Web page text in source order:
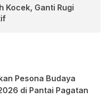
Kocek, Ganti Rugi
Pesona Budaya
di Pantai Pagatan